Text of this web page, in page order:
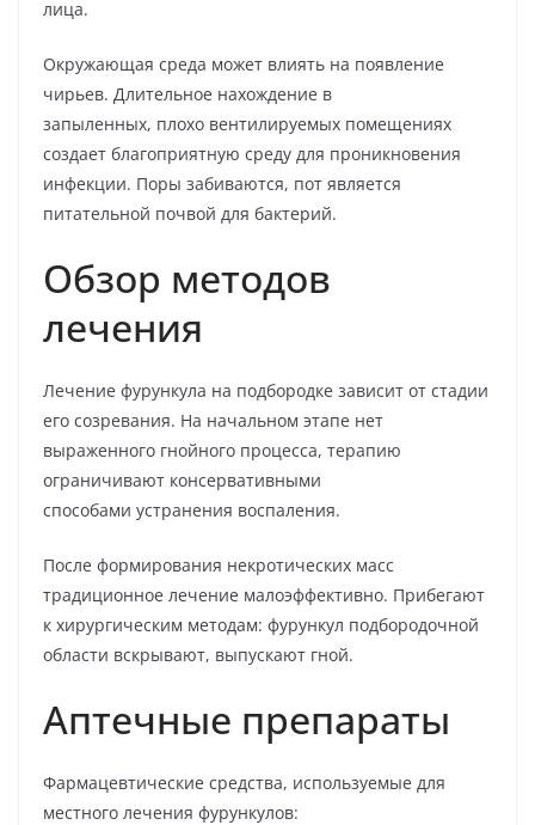
лица.
Окружающая среда может влиять на появление
чирьев. Длительное нахождение в
запыленных, плохо вентилируемых помещениях
создает благоприятную среду для проникновения
инфекции. Поры забиваются, пот является
питательной почвой для бактерий.
Обзор методов
лечения
Лечение фурункула на подбородке зависит от стадии
его созревания. На начальном этапе нет
выраженного гнойного процесса, терапию
ограничивают консервативными
способами устранения воспаления.
После формирования некротических масс
традиционное лечение малоэффективно. Прибегают
к хирургическим методам: фурункул подбородочной
области вскрывают, выпускают гной.
Аптечные препараты
Фармацевтические средства, используемые для
местного лечения фурункулов: